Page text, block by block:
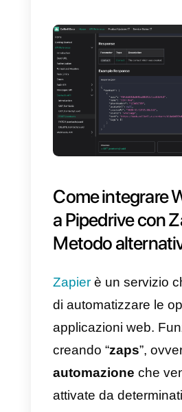
2)Creare un
Pipedrive.
Una volta fatto
utilizzare la
dell’API di
Businessa
alle tue
Uno dei casi
le aziende che
collegare
è la gestione e